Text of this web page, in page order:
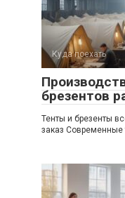
Куда поехать
брезентов
Тенты и брезенты
заказ Современные